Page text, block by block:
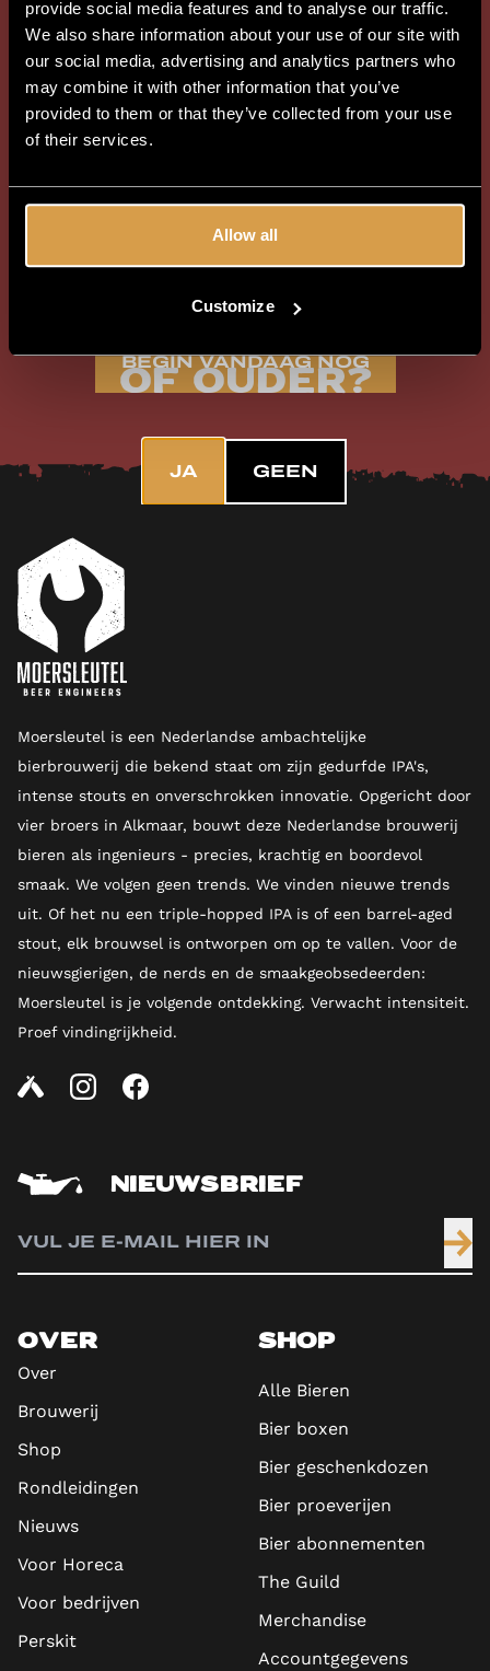
provide social media features and to analyse our traffic.
We also share information about your use of our site with
our social media, advertising and analytics partners who
may combine it with other information that you’ve
provided to them or that they’ve collected from your use
of their services.
Allow all
Customize
Ben je 18 jaar
of ouder?
JA GEEN
Automatische levering van
nieuwste releases
Eerste toegang tot Limited
BEGIN VANDAAG NOG
Moersleutel is een Nederlandse ambachtelijke
bierbrouwerij die bekend staat om zijn gedurfde IPA's,
intense stouts en onverschrokken innovatie. Opgericht door
vier broers in Alkmaar, bouwt deze Nederlandse brouwerij
bieren als ingenieurs - precies, krachtig en boordevol
smaak. We volgen geen trends. We vinden nieuwe trends
uit. Of het nu een triple-hopped IPA is of een barrel-aged
stout, elk brouwsel is ontworpen om op te vallen. Voor de
nieuwsgierigen, de nerds en de smaakgeobsedeerden:
Moersleutel is je volgende ontdekking. Verwacht intensiteit.
Proef vindingrijkheid.
NIEUWSBRIEF
OVER
Over
Brouwerij
Shop
Rondleidingen
Nieuws
Voor Horeca
Voor bedrijven
Perskit
SHOP
Alle Bieren
Bier boxen
Bier geschenkdozen
Bier proeverijen
Bier abonnementen
The Guild
Merchandise
Accountgegevens